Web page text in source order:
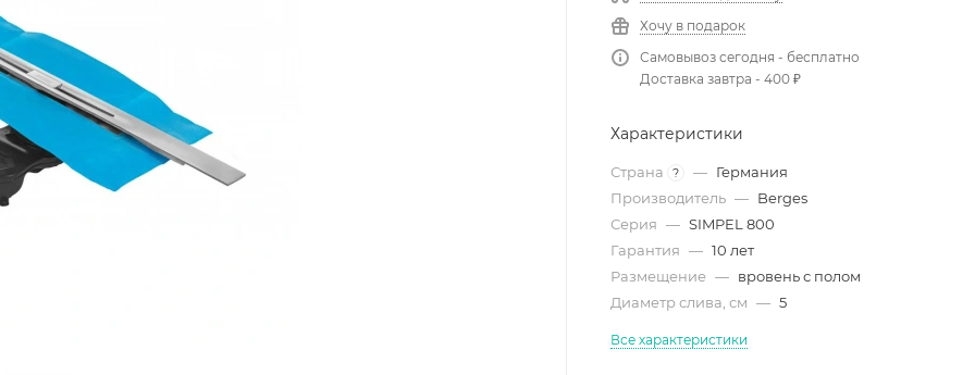
Хочу в подарок
Самовывоз сегодня - бесплатно
Доставка завтра - 400 ₽
Характеристики
Страна ? — Германия
Производитель — Berges
Серия — SIMPEL 800
Гарантия — 10 лет
Размещение — вровень с полом
Диаметр слива, см — 5
Все характеристики